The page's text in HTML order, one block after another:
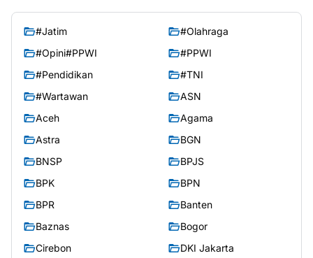
#Jatim
#Olahraga
#Opini#PPWI
#PPWI
#Pendidikan
#TNI
#Wartawan
ASN
Aceh
Agama
Astra
BGN
BNSP
BPJS
BPK
BPN
BPR
Banten
Baznas
Bogor
Cirebon
DKI Jakarta